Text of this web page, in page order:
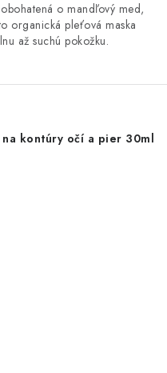
o mandľový med,
organická pleťová maska
až suchú pokožku.
kontúry očí a pier 30ml